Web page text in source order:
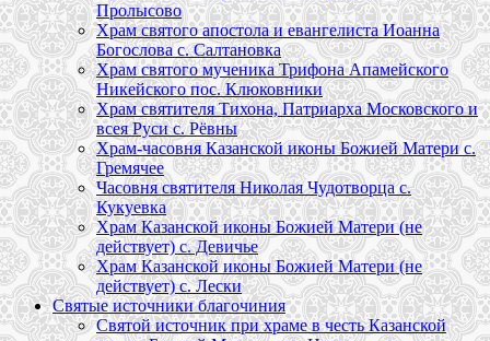
Пролысово
Храм святого апостола и евангелиста Иоанна
Богослова с. Салтановка
Храм святого мученика Трифона Апамейского
Никейского пос. Клюковники
Храм святителя Тихона, Патриарха Московского и
всея Руси с. Рёвны
Храм-часовня Казанской иконы Божией Матери с.
Гремячее
Часовня святителя Николая Чудотворца с.
Кукуевка
Храм Казанской иконы Божией Матери (не
действует) с. Девичье
Храм Казанской иконы Божией Матери (не
действует) с. Лески
Святые источники благочиния
Святой источник при храме в честь Казанской